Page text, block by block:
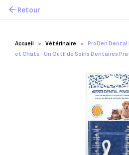
Mes favoris
Accueil Vétérinaire
ProDen Dental
et Chats - Un Outil de Soins Dentaires
Retour